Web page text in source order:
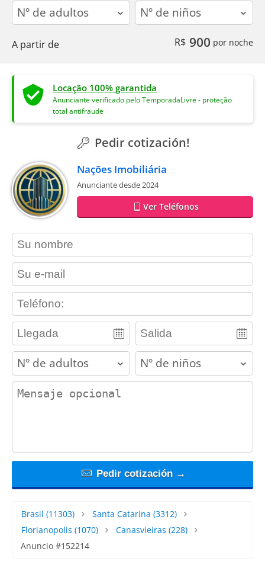
adults children
A partir de R$ 900 por noche
Locação 100% garantida
Anunciante verificado pelo TemporadaLivre - proteção
total antifraude
Pedir cotización!
Nações Imobiliária
Anunciante desde 2024
Ver Teléfonos
contact_name
contact_email
contact_phone
adults children
contact_message
Pedir cotización →
Brasil (11303) Santa Catarina (3312)
Florianopolis (1070) Canasvieiras (228)
Anuncio #152214